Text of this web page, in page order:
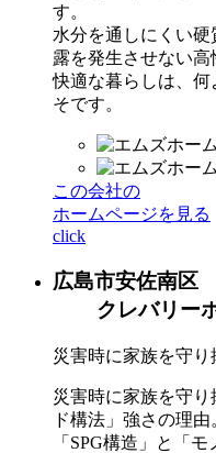
す。
水分を通しにくい
露を発生させない高
快適な暮らしは、何
そです。
この会社の
ホームページを見る
click
広島市安佐南区
クレバリー
災害時に家族を守り
災害時に家族を守
ド構法」強さの理由
「SPG構造」と「